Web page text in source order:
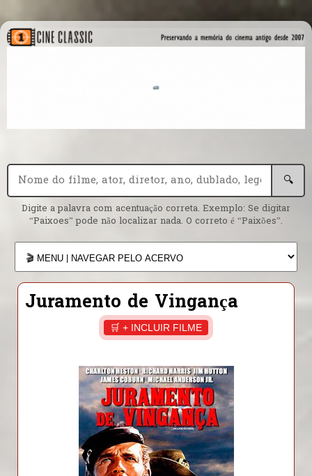
🔍
Digite a palavra com acentuação correta. Exemplo: Se digitar
“Paixoes” pode não localizar nada. O correto é “Paixões”.
Juramento de Vingança
🛒 + INCLUIR FILME